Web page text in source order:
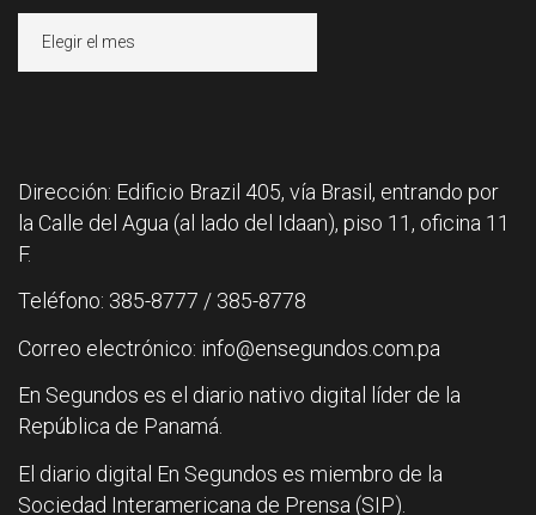
Dirección: Edificio Brazil 405, vía Brasil, entrando por
la Calle del Agua (al lado del Idaan), piso 11, oficina 11
F.
Teléfono: 385-8777 / 385-8778
Correo electrónico: info@ensegundos.com.pa
En Segundos es el diario nativo digital líder de la
República de Panamá.
El diario digital En Segundos es miembro de la
Sociedad Interamericana de Prensa (SIP).